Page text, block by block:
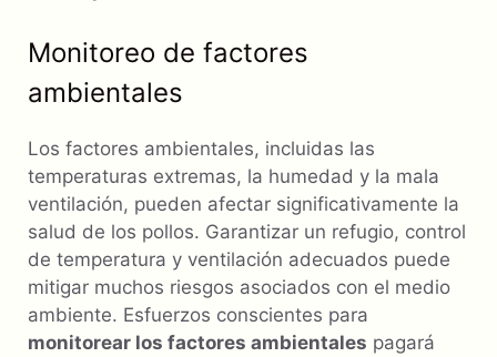
Monitoreo de factores
ambientales
Los factores ambientales, incluidas las
temperaturas extremas, la humedad y la mala
ventilación, pueden afectar significativamente la
salud de los pollos. Garantizar un refugio, control
de temperatura y ventilación adecuados puede
mitigar muchos riesgos asociados con el medio
ambiente. Esfuerzos conscientes para
monitorear los factores ambientales pagará